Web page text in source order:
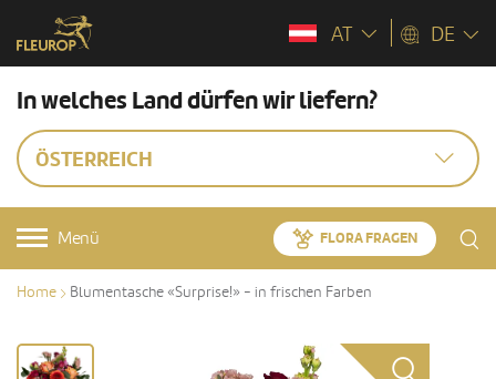
AT DE
In welches Land dürfen wir liefern?
ÖSTERREICH
Menü FLORA FRAGEN
Home Blumentasche «Surprise!» - in frischen Farben